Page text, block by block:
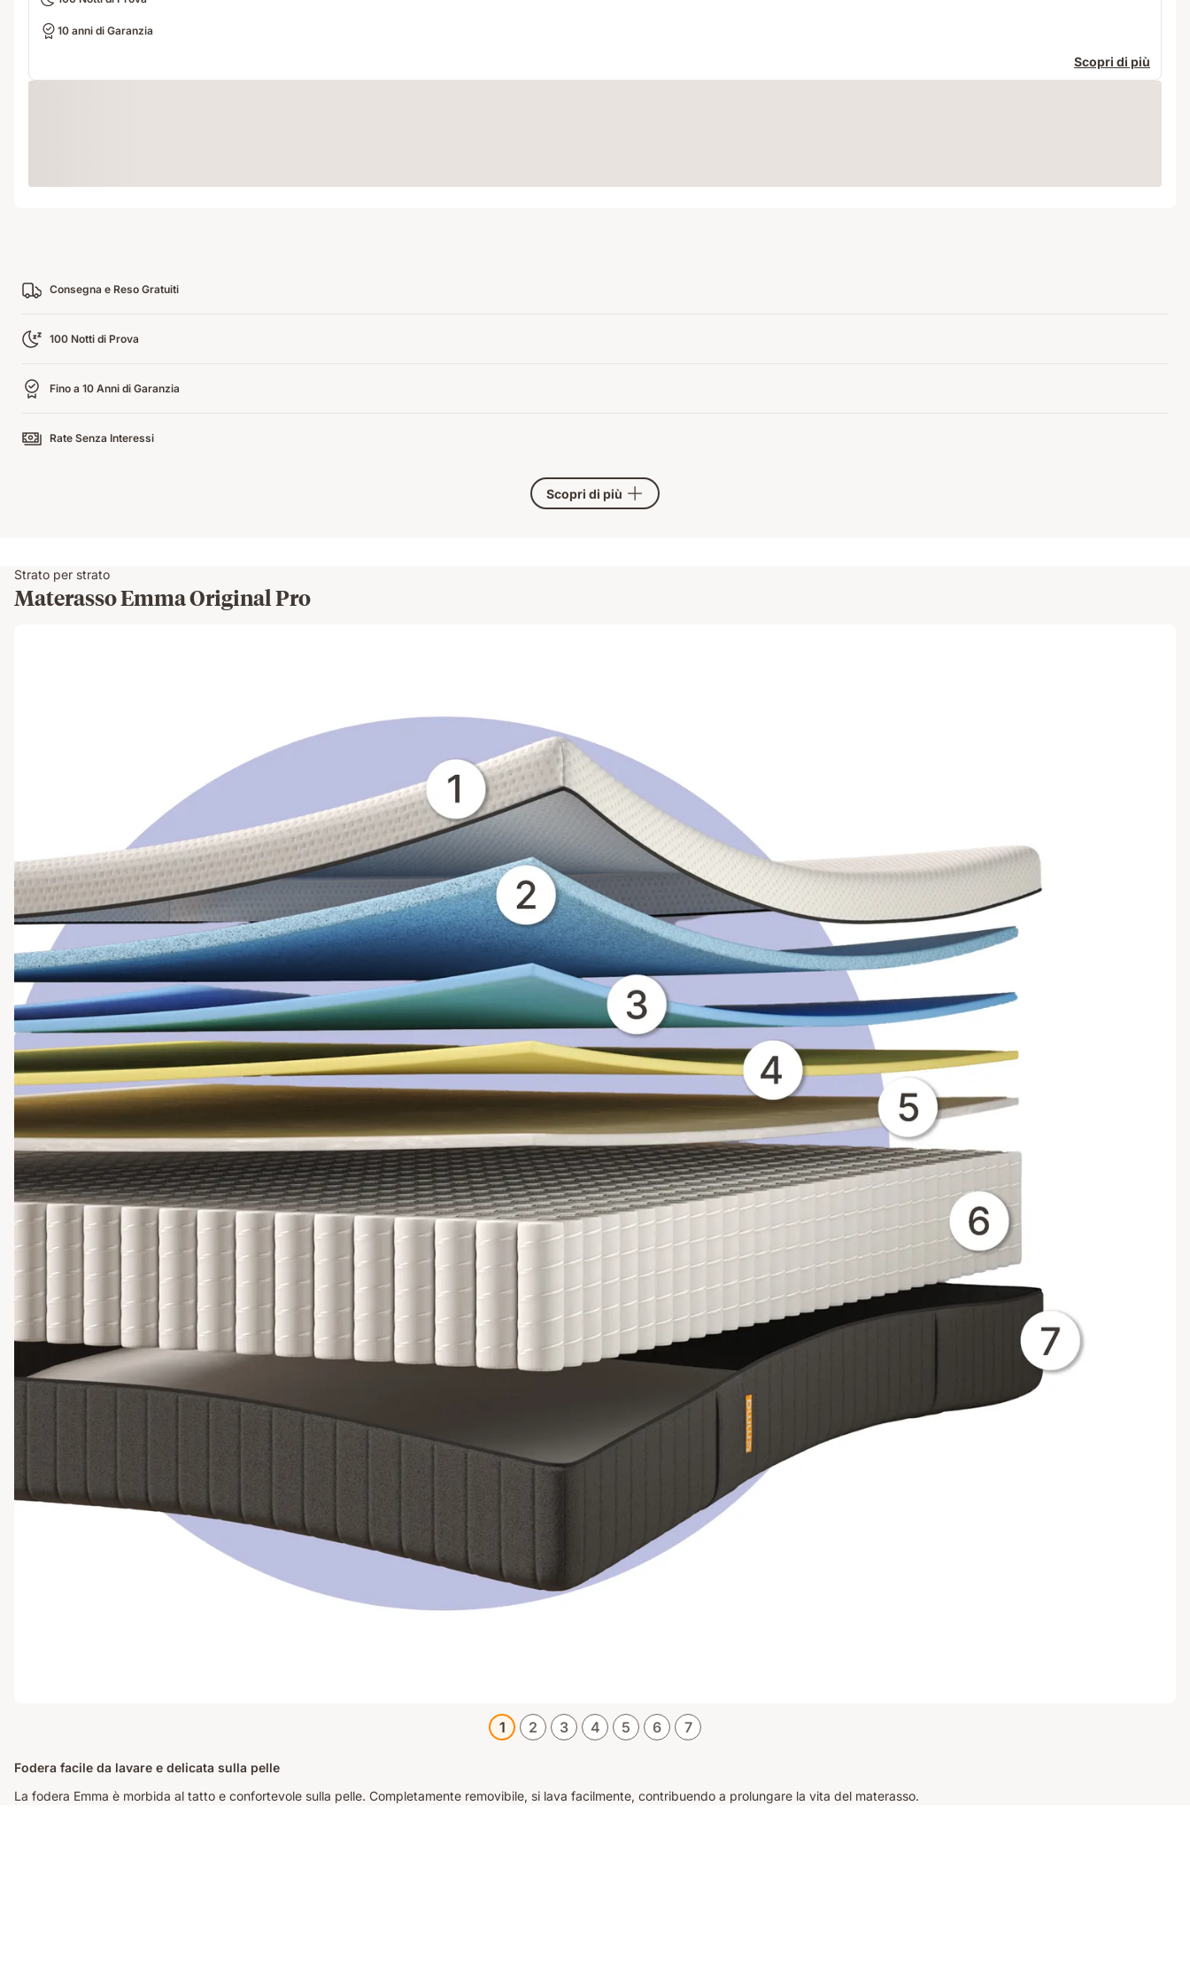
10 anni di Garanzia
Scopri di più
Consegna e Reso Gratuiti
100 Notti di Prova
Fino a 10 Anni di Garanzia
Rate Senza Interessi
Scopri di più
Strato per strato
Materasso Emma Original Pro
1 2 3 4 5 6 7
Fodera facile da lavare e delicata sulla pelle
La fodera Emma è morbida al tatto e confortevole sulla pelle. Completamente removibile, si lava facilmente, contribuendo a prolungare la vita del materasso.